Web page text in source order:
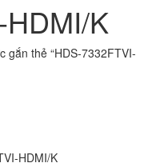
K
gắn thẻ “HDS-7332FTVI-
HDMI/K